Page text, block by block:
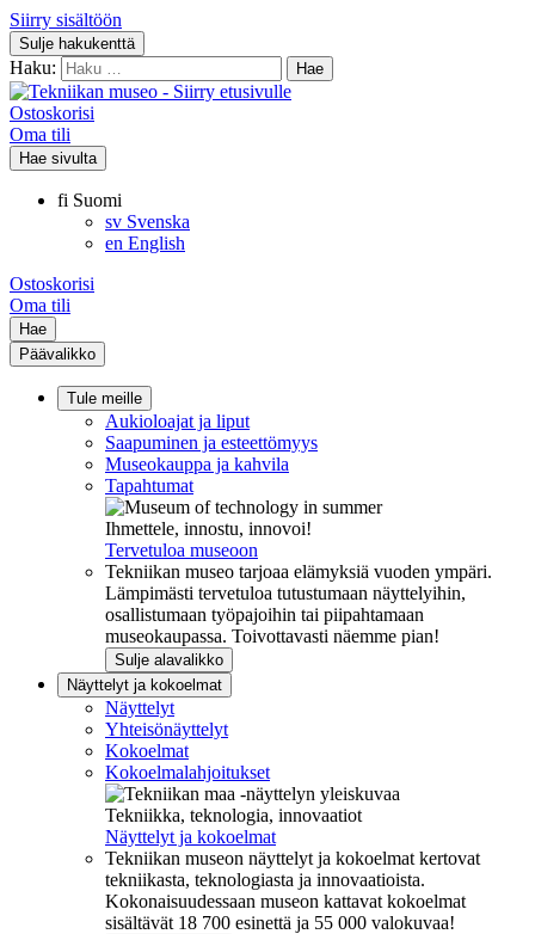
Siirry sisältöön
Sulje hakukenttä
Haku:
Ostoskorisi
Oma tili
Hae sivulta
fi Suomi
sv Svenska
en English
Ostoskorisi
Oma tili
Hae
Päävalikko
Tule meille
Aukioloajat ja liput
Saapuminen ja esteettömyys
Museokauppa ja kahvila
Tapahtumat
Ihmettele, innostu, innovoi!
Tervetuloa museoon
Tekniikan museo tarjoaa elämyksiä vuoden ympäri.
Lämpimästi tervetuloa tutustumaan näyttelyihin,
osallistumaan työpajoihin tai piipahtamaan
museokaupassa. Toivottavasti näemme pian!
Sulje alavalikko
Näyttelyt ja kokoelmat
Näyttelyt
Yhteisönäyttelyt
Kokoelmat
Kokoelmalahjoitukset
Tekniikka, teknologia, innovaatiot
Näyttelyt ja kokoelmat
Tekniikan museon näyttelyt ja kokoelmat kertovat
tekniikasta, teknologiasta ja innovaatioista.
Kokonaisuudessaan museon kattavat kokoelmat
sisältävät 18 700 esinettä ja 55 000 valokuvaa!